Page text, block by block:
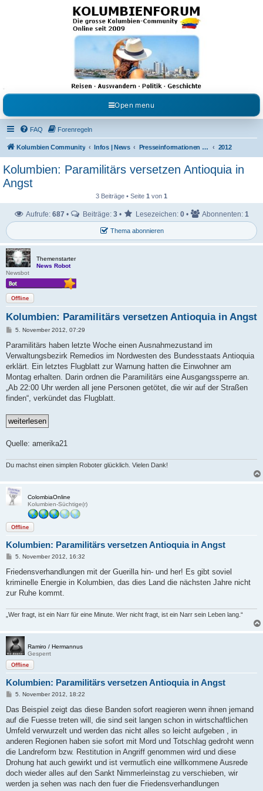
Kolumbienforum - Das
grosse Forum der
Freunde Kolumbiens
Reisen, Auswandern, Kultur, Politik, Geschichte und Visum in Kolumbien und Venezuela.
Austausch, Erfahrungen und Gemeinschaft im Kolumbienforum
Open menu
FAQ Forenregeln
Kolumbien Community Infos | News Presseinformationen & Neuigkeiten 2012
Kolumbien: Paramilitärs versetzen Antioquia in
Angst
3 Beiträge • Seite 1 von 1
Thema abonnieren
Aufrufe: 687 • Beiträge: 3 • Lesezeichen: 0 • Abonnenten: 1
Themenstarter
News Robot
Newsbot
Offline
Kolumbien: Paramilitärs versetzen Antioquia in Angst
B
i
r
a
5. November 2012, 07:29
Paramilitärs haben letzte Woche einen Ausnahmezustand im
Verwaltungsbezirk Remedios im Nordwesten des Bundesstaats Antioquia
erklärt. Ein letztes Flugblatt zur Warnung hatten die Einwohner am
Montag erhalten. Darin ordnen die Paramilitärs eine Ausgangssperre an.
„Ab 22:00 Uhr werden all jene Personen getötet, die wir auf der Straßen
finden“, verkündet das Flugblatt.
Quelle: amerika21
Du machst einen simplen Roboter glücklich. Vielen Dank!
ColombiaOnline
Kolumbien-Süchtige(r)
Offline
Kolumbien: Paramilitärs versetzen Antioquia in Angst
B
i
r
a
5. November 2012, 16:32
Friedensverhandlungen mit der Guerilla hin- und her! Es gibt soviel
kriminelle Energie in Kolumbien, das dies Land die nächsten Jahre nicht
zur Ruhe kommt.
„Wer fragt, ist ein Narr für eine Minute. Wer nicht fragt, ist ein Narr sein Leben lang.“
Ramiro / Hermannus
Gesperrt
Offline
Kolumbien: Paramilitärs versetzen Antioquia in Angst
B
i
r
a
5. November 2012, 18:22
Das Beispiel zeigt das diese Banden sofort reagieren wenn ihnen jemand
auf die Fuesse treten will, die sind seit langen schon in wirtschaftlichen
Umfeld verwurzelt und werden das nicht alles so leicht aufgeben , in
anderen Regionen haben sie sofort mit Mord und Totschlag gedroht wenn
die Landreform bzw. Restitution in Angriff genommen wird und diese
Drohung hat auch gewirkt und ist vermutlich eine willkommene Ausrede
doch wieder alles auf den Sankt Nimmerleinstag zu verschieben, wir
werden ja sehen was nach den fuer die Friedensverhandlungen